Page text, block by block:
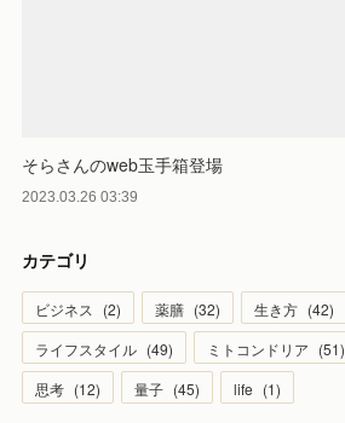
そらさんのweb玉手箱登場
2023.03.26 03:39
カテゴリ
ビジネス (2) 薬膳 (32) 生き方 (42)
ライフスタイル (49) ミトコンドリア (51)
思考 (12) 量子 (45) life (1)